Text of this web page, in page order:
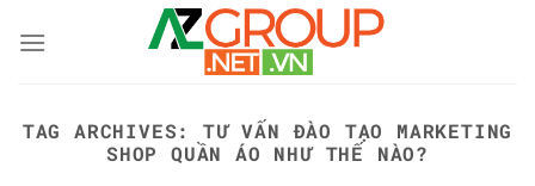
TAG ARCHIVES: TƯ VẤN ĐÀO TẠO MARKETING
SHOP QUẦN ÁO NHƯ THẾ NÀO?